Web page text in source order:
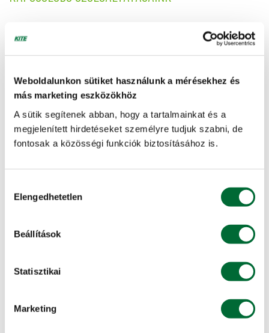
Weboldalunkon sütiket használunk a mérésekhez és
más marketing eszközökhöz
A sütik segítenek abban, hogy a tartalmainkat és a
megjelenített hirdetéseket személyre tudjuk szabni, de
fontosak a közösségi funkciók biztosításához is.
kiválasztása
Elengedhetetlen
Beállítások
Statisztikai
Marketing
Részletes információ »
Halasztott fizetés
KITE Alkusz
Gépkezelői oktatás